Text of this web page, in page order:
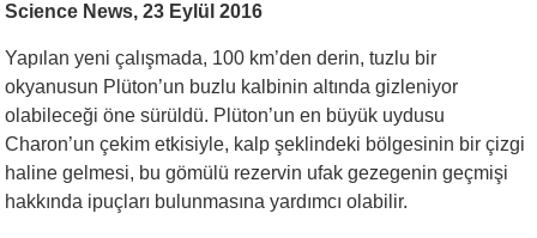
Science News, 23 Eylül 2016
Yapılan yeni çalışmada, 100 km’den derin, tuzlu bir
okyanusun Plüton’un buzlu kalbinin altında gizleniyor
olabileceği öne sürüldü. Plüton’un en büyük uydusu
Charon’un çekim etkisiyle, kalp şeklindeki bölgesinin bir çizgi
haline gelmesi, bu gömülü rezervin ufak gezegenin geçmişi
hakkında ipuçları bulunmasına yardımcı olabilir.